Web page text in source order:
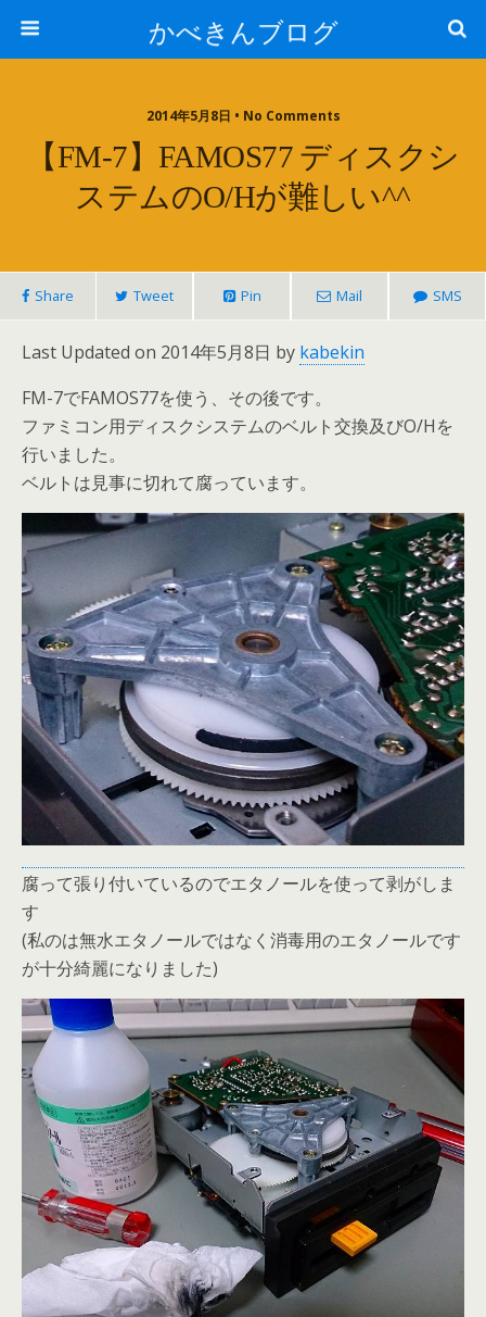
かべきんブログ
2014年5月8日 • No Comments
【FM-7】FAMOS77 ディスクシ
ステムのO/Hが難しい^^
Share Tweet Pin Mail SMS
Last Updated on 2014年5月8日 by kabekin
FM-7でFAMOS77を使う、その後です。
ファミコン用ディスクシステムのベルト交換及びO/Hを
行いました。
ベルトは見事に切れて腐っています。
腐って張り付いているのでエタノールを使って剥がしま
す
(私のは無水エタノールではなく消毒用のエタノールです
が十分綺麗になりました)